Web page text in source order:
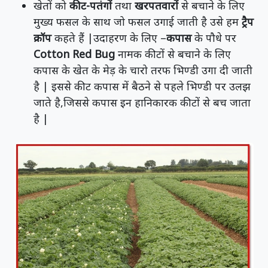
खेतों को कीट-पतंगोंतथा खरपतवारोंसे बचाने के लिए
मुख्य फसल के साथ जो फसल उगाई जाती है उसे हम ट्रैप
क्रॉपकहते हैं |उदाहरण के लिए –कपासके पौधे पर
Cotton Red Bug नामक कीटों से बचाने के लिए
कपास के खेत के मेड़ के चारो तरफ भिण्डी उगा दी जाती
है | इससे कीट कपास में बैठने से पहले भिण्डी पर उलझ
जाते है,जिससे कपास इन हानिकारक कीटों से बच जाता
है |